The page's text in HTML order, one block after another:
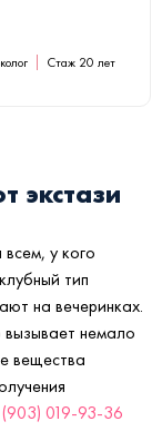
Стаж 20 лет
экстази
у кого
тип
на вечеринках.
вызывает немало
вещества
019-93-36